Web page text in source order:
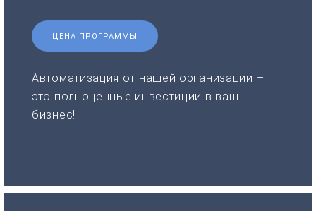
ЦЕНА ПРОГРАММЫ
Автоматизация от нашей организации –
это полноценные инвестиции в ваш
бизнес!